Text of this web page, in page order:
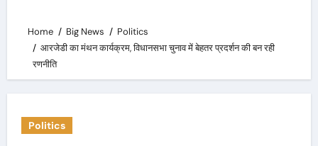
Home Big News
Politics
आरजेडी का मंथन कार्यक्रम, विधानसभा चुनाव में बेहतर प्रदर्शन की बन रही
रणनीति
Politics